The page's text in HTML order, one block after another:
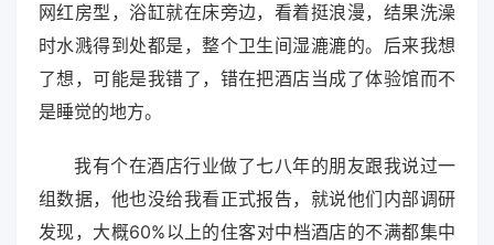
网红房型，浴缸就在床旁边，看着挺浪漫，结果洗澡
时水溅得到处都是，整个卫生间湿漉漉的。后来我想
了想，可能是我错了，错在把酒店当成了体验馆而不
是睡觉的地方。
我有个在酒店行业做了七八年的朋友跟我说过一
组数据，他也没给我看正式报告，就说他们内部调研
发现，大概60%以上的住客对中档酒店的不满都集中